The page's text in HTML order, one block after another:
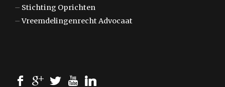
– Stichting Oprichten
–Vreemdelingenrecht Advocaat